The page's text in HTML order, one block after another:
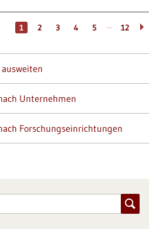
1 2 3 4 5 … 12
Unternehmen
Forschungseinrichtungen